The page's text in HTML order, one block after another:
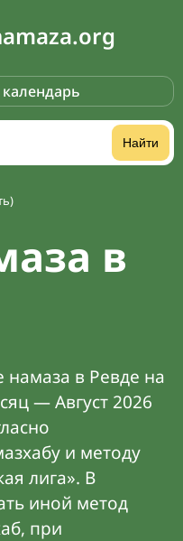
Найти
в
намаза в Ревде на
— Август 2026
и методу
лига». В
иной метод
при